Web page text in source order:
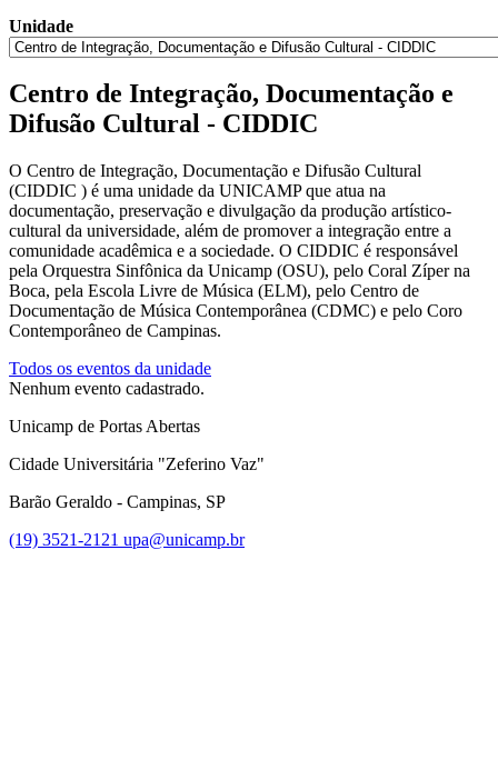
Unidade
Centro de Integração, Documentação e
Difusão Cultural - CIDDIC
O Centro de Integração, Documentação e Difusão Cultural
(CIDDIC ) é uma unidade da UNICAMP que atua na
documentação, preservação e divulgação da produção artístico-
cultural da universidade, além de promover a integração entre a
comunidade acadêmica e a sociedade. O CIDDIC é responsável
pela Orquestra Sinfônica da Unicamp (OSU), pelo Coral Zíper na
Boca, pela Escola Livre de Música (ELM), pelo Centro de
Documentação de Música Contemporânea (CDMC) e pelo Coro
Contemporâneo de Campinas.
Todos os eventos da unidade
Nenhum evento cadastrado.
Unicamp de Portas Abertas
Cidade Universitária "Zeferino Vaz"
Barão Geraldo - Campinas, SP
(19) 3521-2121 upa@unicamp.br